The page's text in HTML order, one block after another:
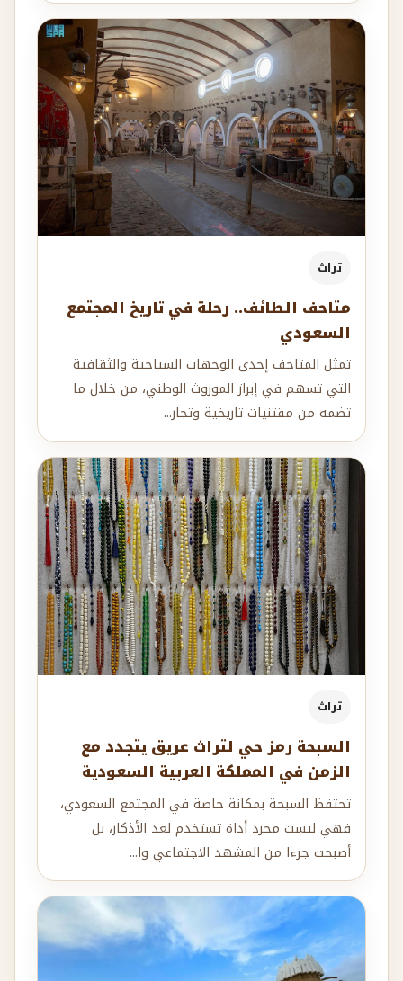
تراث
متاحف الطائف.. رحلة في تاريخ المجتمع
السعودي
تمثل المتاحف إحدى الوجهات السياحية والثقافية
التي تسهم في إبراز الموروث الوطني، من خلال ما
تضمه من مقتنيات تاريخية وتجار...
تراث
السبحة رمز حي لتراث عريق يتجدد مع
الزمن في المملكة العربية السعودية
تحتفظ السبحة بمكانة خاصة في المجتمع السعودي،
فهي ليست مجرد أداة تستخدم لعد الأذكار، بل
أصبحت جزءا من المشهد الاجتماعي وا...